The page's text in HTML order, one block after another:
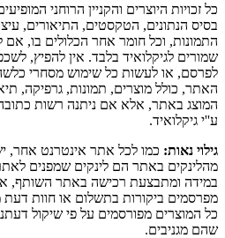
כל זכויות היוצרים והקניין הרוחני
בסיס הנתונים, הטקסטים, התיאורים,
התמונות, וכל חומר אחר הכלולים בו,
שמורים לגיקלואיד בלבד. אין להפיץ,
לפרסם, או לעשות כל שימוש מסחרי
האתר, כולל מוצרים, תמונות, גרפיקה,
המוצג באתר, אלא אם ניתנה רשות
ע''י גיקלואיד.
גילוי נאות: כמו לכל אתר אינטרנט אחר,
מהלינקים באתר הם לינקים שמפנים
במידה ומתבצעת רכישה באתר השותף,
מפרסמים ביקורות בתשלום או חוות דעת
כל המוצרים מפורסמים על פי שיקול
שהם מגניבים.